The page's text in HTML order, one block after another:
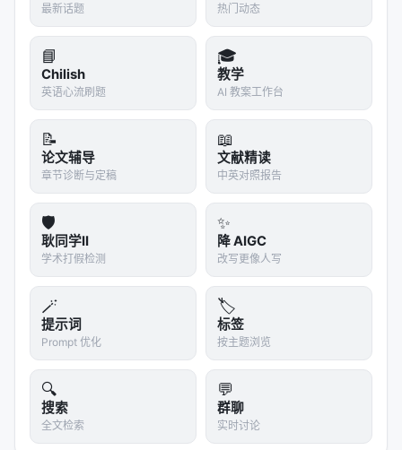
最新话题 热门动态
📘
Chilish
英语心流刷题
🎓
教学
AI 教案工作台
📝
论文辅导
章节诊断与定稿
📖
文献精读
中英对照报告
🛡️
耿同学II
学术打假检测
✨
降 AIGC
改写更像人写
🪄
提示词
Prompt 优化
🏷️
标签
按主题浏览
🔍
搜索
全文检索
💬
群聊
实时讨论